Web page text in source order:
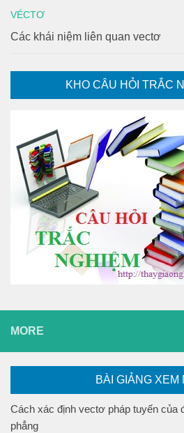
VÉCTƠ
Các khái niệm liên quan vectơ
KHO CÂU HỎI TRẮC
MORE
BÀI GIẢNG XEM
Cách xác định vectơ pháp tuyến của
phẳng